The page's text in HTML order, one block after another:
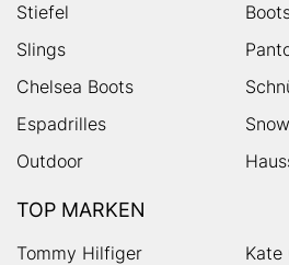
Stiefel
Slings
Chelsea Boots
Espadrilles
Outdoor
TOP MARKEN
Tommy Hilfiger
Kate